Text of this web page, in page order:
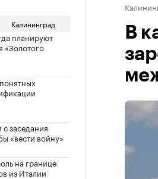
Калининград
планируют
«Золотого
заседания
«вести войну»
на границе
из Италии
В